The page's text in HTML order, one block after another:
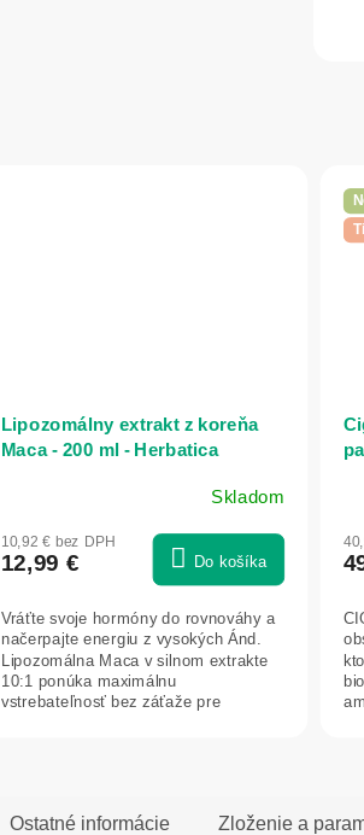
Lipozomálny extrakt z koreňa
Maca - 200 ml - Herbatica
Skladom
10,92 € bez DPH
12,99 € Do košíka
Vráťte svoje hormóny do rovnováhy a
načerpajte energiu z vysokých Ánd.
Lipozomálna Maca v silnom extrakte
10:1 ponúka maximálnu
vstrebateľnosť bez záťaže pre
z
5
Ostatné informácie Zloženie a